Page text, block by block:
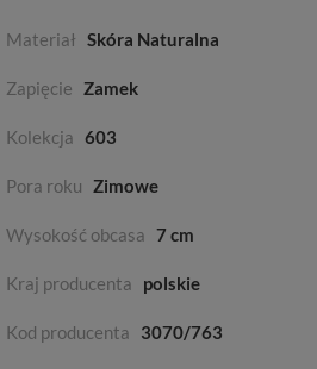
Materiał Skóra Naturalna
Zapięcie Zamek
Kolekcja 603
Pora roku Zimowe
Wysokość obcasa 7 cm
Kraj producenta polskie
Kod producenta 3070/763